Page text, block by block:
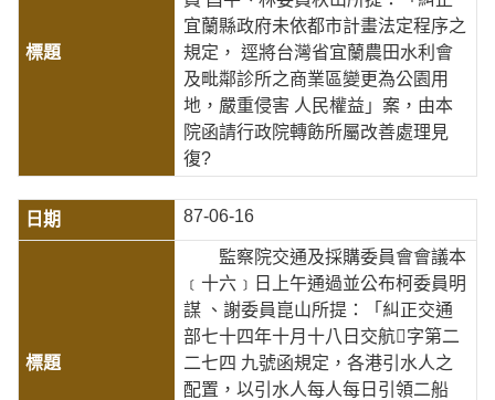
宜蘭縣政府未依都市計畫法定程序之
規定， 逕將台灣省宜蘭農田水利會
及毗鄰診所之商業區變更為公園用
地，嚴重侵害 人民權益」案，由本
院函請行政院轉飭所屬改善處理見
復?
87-06-16
監察院交通及採購委員會會議本
﹝十六﹞日上午通過並公布柯委員明
謀 、謝委員崑山所提：「糾正交通
部七十四年十月十八日交航字第二
二七四 九號函規定，各港引水人之
配置，以引水人每人每日引領二船